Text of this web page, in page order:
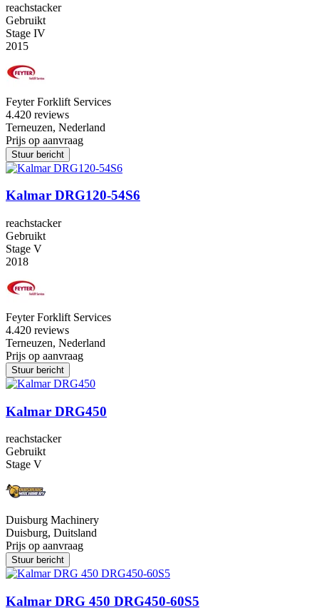
reachstacker
Gebruikt
Stage IV
2015
Feyter Forklift Services
4.420 reviews
Terneuzen, Nederland
Prijs op aanvraag
Stuur bericht
Kalmar DRG120-54S6
reachstacker
Gebruikt
Stage V
2018
Feyter Forklift Services
4.420 reviews
Terneuzen, Nederland
Prijs op aanvraag
Stuur bericht
Kalmar DRG450
reachstacker
Gebruikt
Stage V
Duisburg Machinery
Duisburg, Duitsland
Prijs op aanvraag
Stuur bericht
Kalmar DRG 450 DRG450-60S5